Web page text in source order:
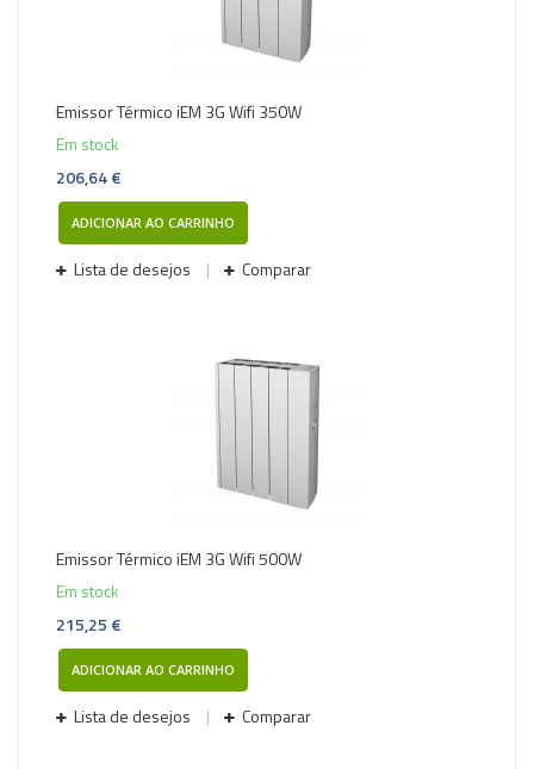
Emissor Térmico iEM 3G Wifi 350W
Em stock
206,64 €
ADICIONAR AO CARRINHO
Lista de desejos Comparar
Emissor Térmico iEM 3G Wifi 500W
Em stock
215,25 €
ADICIONAR AO CARRINHO
Lista de desejos Comparar